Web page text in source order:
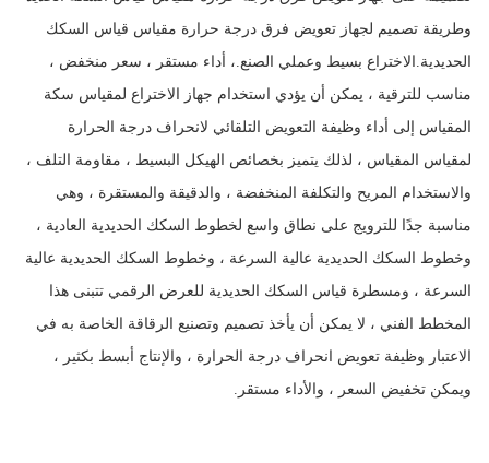
وطريقة تصميم لجهاز تعويض فرق درجة حرارة مقياس قياس السكك
الحديدية.الاختراع بسيط وعملي الصنع.، أداء مستقر ، سعر منخفض ،
مناسب للترقية ، يمكن أن يؤدي استخدام جهاز الاختراع لمقياس سكة
المقياس إلى أداء وظيفة التعويض التلقائي لانحراف درجة الحرارة
لمقياس المقياس ، لذلك يتميز بخصائص الهيكل البسيط ، مقاومة التلف ،
والاستخدام المريح والتكلفة المنخفضة ، والدقيقة والمستقرة ، وهي
مناسبة جدًا للترويج على نطاق واسع لخطوط السكك الحديدية العادية ،
وخطوط السكك الحديدية عالية السرعة ، وخطوط السكك الحديدية عالية
السرعة ، ومسطرة قياس السكك الحديدية للعرض الرقمي تتبنى هذا
المخطط الفني ، لا يمكن أن يأخذ تصميم وتصنيع الرقاقة الخاصة به في
الاعتبار وظيفة تعويض انحراف درجة الحرارة ، والإنتاج أبسط بكثير ،
ويمكن تخفيض السعر ، والأداء مستقر.